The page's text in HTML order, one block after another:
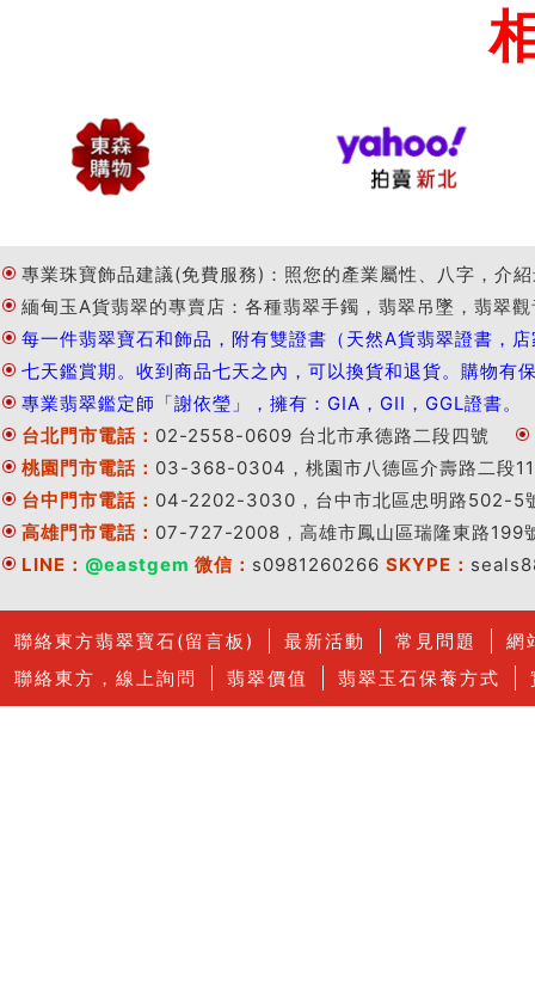
專業珠寶飾品建議(免費服務)：照您的產業屬性、八字，介
緬甸玉A貨翡翠的專賣店：各種翡翠手鐲，翡翠吊墜，翡翠
每一件翡翠寶石和飾品，附有雙證書（天然A貨翡翠證書
七天鑑賞期。收到商品七天之內，可以換貨和退貨。購物有
專業翡翠鑑定師「謝依瑩」，擁有：GIA，GII，GGL證書。
台北門市電話： 02-2558-0609 台北市承德路二段四號
桃園門市電話： 03-368-0304，桃園市八德區介壽路二段
台中門市電話： 04-2202-3030，台中市北區忠明路502-5
高雄門市電話： 07-727-2008，高雄市鳳山區瑞隆東路199
LINE： @eastgem 微信： s0981260266 SKYPE：
聯絡東方翡翠寶石(留言板) 最新活動 常見問題
網
聯絡東方，線上詢問
翡翠價值 翡翠玉石保養方式